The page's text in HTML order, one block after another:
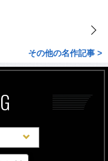
その他の名作記事 >